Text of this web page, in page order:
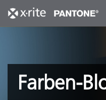
Farben-